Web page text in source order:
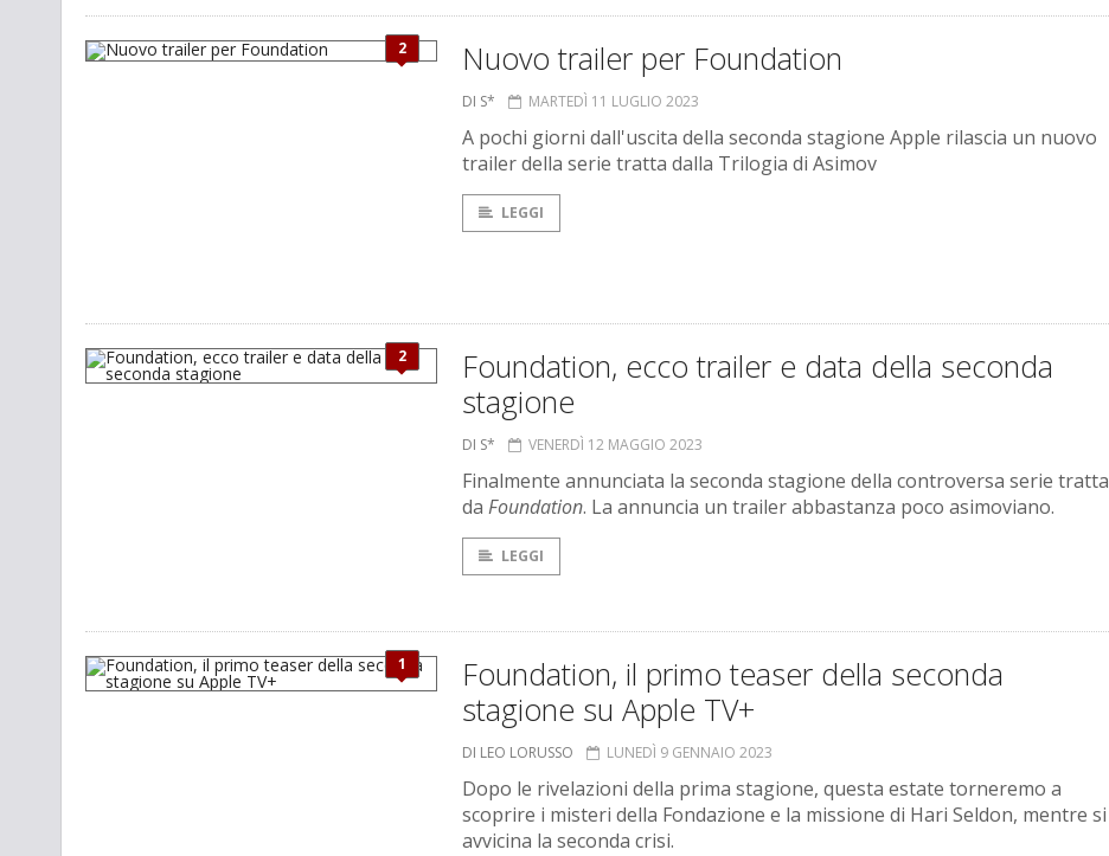
2 Nuovo trailer per Foundation
DI S* MARTEDÌ 11 LUGLIO 2023
A pochi giorni dall'uscita della seconda stagione Apple rilascia un nuovo
trailer della serie tratta dalla Trilogia di Asimov
LEGGI
2
Foundation, ecco trailer e data della seconda
stagione
DI S* VENERDÌ 12 MAGGIO 2023
Finalmente annunciata la seconda stagione della controversa serie tratta
da Foundation. La annuncia un trailer abbastanza poco asimoviano.
LEGGI
1
Foundation, il primo teaser della seconda
stagione su Apple TV+
DI LEO LORUSSO LUNEDÌ 9 GENNAIO 2023
Dopo le rivelazioni della prima stagione, questa estate torneremo a
scoprire i misteri della Fondazione e la missione di Hari Seldon, mentre si
avvicina la seconda crisi.